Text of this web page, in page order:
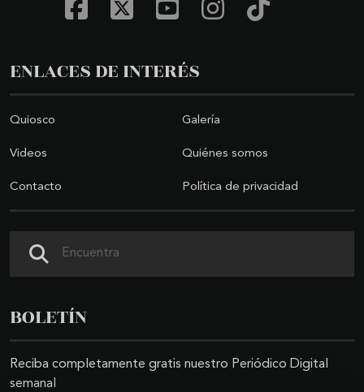
ENLACES DE INTERÉS
Quiosco Galería
Videos Quiénes somos
Contacto Política de privacidad
BOLETÍN
Reciba completamente gratis nuestro Periódico Digital
semanal